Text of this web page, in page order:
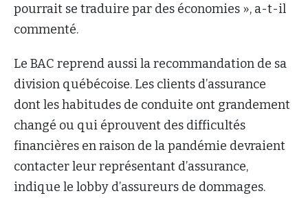
pourrait se traduire par des économies », a-t-il
commenté.
Le BAC reprend aussi la recommandation de sa
division québécoise. Les clients d’assurance
dont les habitudes de conduite ont grandement
changé ou qui éprouvent des difficultés
financières en raison de la pandémie devraient
contacter leur représentant d’assurance,
indique le lobby d’assureurs de dommages.